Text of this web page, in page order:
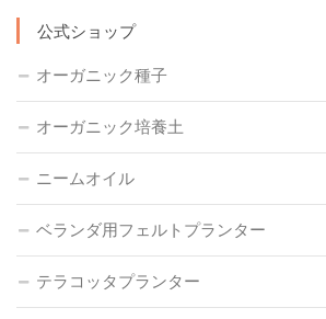
公式ショップ
オーガニック種子
オーガニック培養土
ニームオイル
ベランダ用フェルトプランター
テラコッタプランター